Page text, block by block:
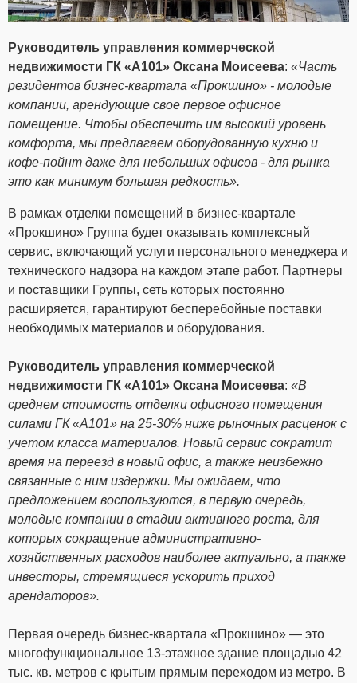
Руководитель управления коммерческой
недвижимости ГК «А101» Оксана Моисеева: «Часть
резидентов бизнес-квартала «Прокшино» - молодые
компании, арендующие свое первое офисное
помещение. Чтобы обеспечить им высокий уровень
комфорта, мы предлагаем оборудованную кухню и
кофе-пойнт даже для небольших офисов - для рынка
это как минимум большая редкость».
В рамках отделки помещений в бизнес-квартале
«Прокшино» Группа будет оказывать комплексный
сервис, включающий услуги персонального менеджера и
технического надзора на каждом этапе работ. Партнеры
и поставщики Группы, сеть которых постоянно
расширяется, гарантируют бесперебойные поставки
необходимых материалов и оборудования.
Руководитель управления коммерческой
недвижимости ГК «А101» Оксана Моисеева: «В
среднем стоимость отделки офисного помещения
силами ГК «А101» на 25-30% ниже рыночных расценок с
учетом класса материалов. Новый сервис сократит
время на переезд в новый офис, а также неизбежно
связанные с ним издержки. Мы ожидаем, что
предложением воспользуются, в первую очередь,
молодые компании в стадии активного роста, для
которых сокращение административно-
хозяйственных расходов наиболее актуально, а также
инвесторы, стремящиеся ускорить приход
арендаторов».
Первая очередь бизнес-квартала «Прокшино» — это
многофункциональное 13-этажное здание площадью 42
тыс. кв. метров с крытым прямым переходом из метро. В